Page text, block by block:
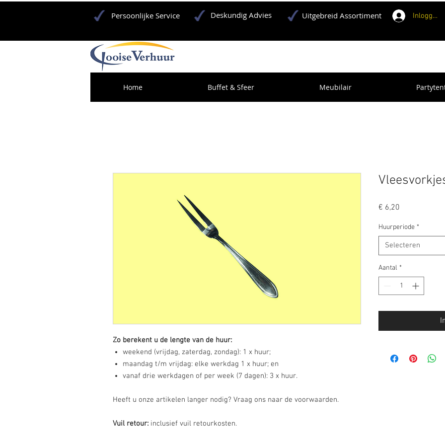
Home Buffet & Sfeer Meubilair
Zo berekent u de lengte van de huur:
weekend (vrijdag, zaterdag, zondag): 1 x huur;
maandag t/m vrijdag: elke werkdag 1 x huur; en
vanaf drie werkdagen of per week (7 dagen): 3 x huur.
Heeft u onze artikelen langer nodig? Vraag ons naar de voorwaarden.
Vuil retour: inclusief vuil retourkosten.
€ 6,20
Huurperiode *
Selecteren
Aantal *
Persoonlijke Service Deskundig Advies Uitgebreid Assortiment Inloggen